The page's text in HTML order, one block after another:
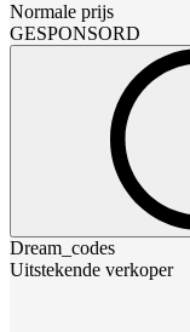
Normale prijs
GESPONSORD
Dream_codes
Uitstekende verkoper